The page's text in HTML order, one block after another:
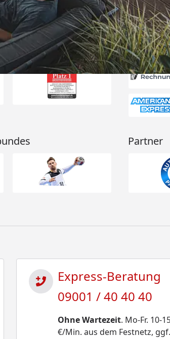
Partner
Express-Beratung
09001 / 40 40 40
Ohne Wartezeit. Mo-Fr. 10-
€/Min. aus dem Festnetz, ggf.